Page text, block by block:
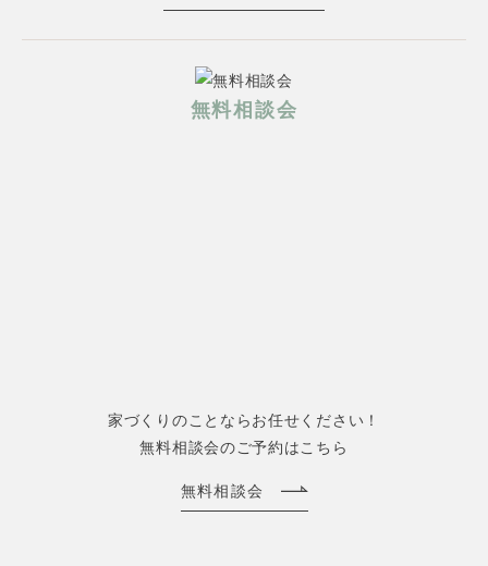
無料相談会
家づくりのことならお任せください！
無料相談会のご予約はこちら
無料相談会